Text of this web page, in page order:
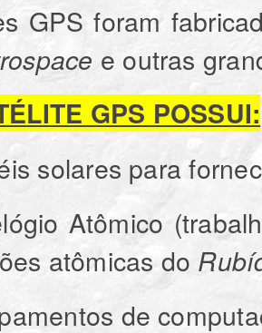
GPS foram
e outras
GPS POSSUI:
para
Atômico (trabalha
atômicas do
de